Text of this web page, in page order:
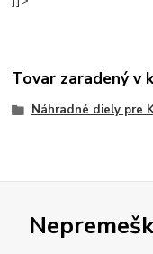
Tovar zaradený v
Náhradné diely pre